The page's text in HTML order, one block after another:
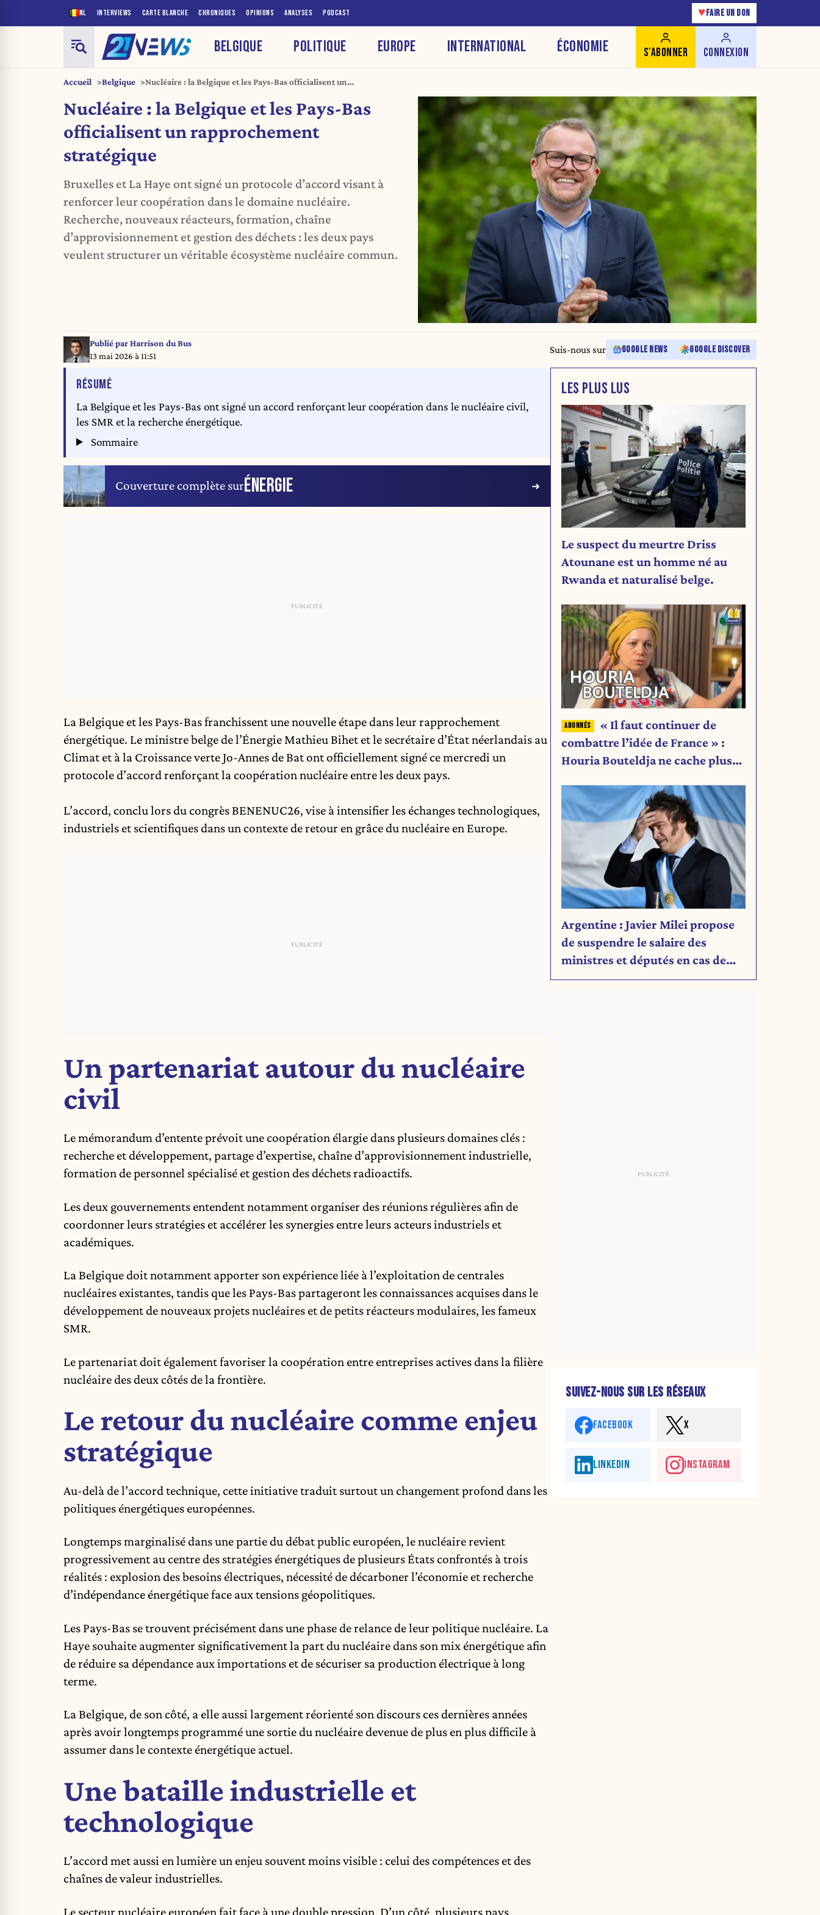
NL INTERVIEWS CARTE BLANCHE CHRONIQUES OPINIONS ANALYSES PODCAST ♥ FAIRE UN DON
BELGIQUE POLITIQUE EUROPE INTERNATIONAL ÉCONOMIE S'ABONNER CONNEXION
Accueil Belgique
Nucléaire : la Belgique et les Pays-Bas officialisent un
Nucléaire : la Belgique et les Pays-Bas
officialisent un rapprochement
stratégique
Bruxelles et La Haye ont signé un protocole d’accord visant à
renforcer leur coopération dans le domaine nucléaire.
Recherche, nouveaux réacteurs, formation, chaîne
d’approvisionnement et gestion des déchets : les deux pays
veulent structurer un véritable écosystème nucléaire commun.
Publié parHarrison du Bus
13 mai 2026 à 11:51
Suis-nous sur GOOGLE NEWS GOOGLE DISCOVER
RÉSUMÉDE L'ARTICLE
La Belgique et les Pays-Bas ont signé un accord renforçant leur coopération dans le nucléaire civil,
les SMR et la recherche énergétique.
Sommaire
Couverture complète surÉNERGIE
La Belgique et les Pays-Bas franchissent une nouvelle étape dans leur rapprochement
énergétique. Le ministre belge de l’ÉnergieMathieu Bihetet le secrétaire d’État néerlandais au
Climat et à la Croissance verte Jo-Annes de Bat ont officiellement signé ce mercredi un
protocole d’accord renforçant la coopération nucléaire entre les deux pays.
L’accord, conclu lors du congrès BENENUC26, vise à intensifier les échanges technologiques,
industriels et scientifiques dans un contexte de retour en grâce du nucléaire en Europe.
Un partenariat autour du nucléaire
civil
Le mémorandum d’entente prévoit une coopération élargie dans plusieurs domaines clés :
recherche et développement, partage d’expertise, chaîne d’approvisionnement industrielle,
formation de personnel spécialisé et gestion des déchets radioactifs.
Les deux gouvernements entendent notamment organiser des réunions régulières afin de
coordonner leurs stratégies et accélérer les synergies entre leurs acteurs industriels et
académiques.
La Belgique doit notamment apporter son expérience liée à l’exploitation de centrales
nucléaires existantes, tandis que les Pays-Bas partageront les connaissances acquises dans le
développement de nouveaux projets nucléaires et de petits réacteurs modulaires, les fameux
SMR.
Le partenariat doit également favoriser la coopération entre entreprises actives dans la filière
nucléaire des deux côtés de la frontière.
Le retour du nucléaire comme enjeu
stratégique
Au-delà de l’accord technique, cette initiative traduit surtout un changement profond dans les
politiques énergétiques européennes.
Longtemps marginalisé dans une partie du débat public européen, le nucléaire revient
progressivement aucentre des stratégies énergétiquesde plusieurs États confrontés à trois
réalités : explosion des besoins électriques, nécessité de décarboner l’économie et recherche
d’indépendance énergétique face aux tensions géopolitiques.
Les Pays-Bas se trouvent précisément dans une phase de relance de leur politique nucléaire. La
Haye souhaite augmenter significativement la part du nucléaire dans son mix énergétique afin
de réduire sa dépendance aux importations et de sécuriser sa production électrique à long
terme.
La Belgique, de son côté, a elle aussi largement réorienté son discours ces dernières années
après avoir longtemps programmé une sortie du nucléaire devenue de plus en plus difficile à
assumer dans le contexte énergétique actuel.
Une bataille industrielle et
technologique
L’accord met aussi en lumière un enjeu souvent moins visible : celui des compétences et des
chaînes de valeur industrielles.
Le secteur nucléaire européen fait face à une double pression. D’un côté, plusieurs pays
LES PLUS LUS
Le suspect du meurtre Driss
Atounane est un homme né au
Rwanda et naturalisé belge.
« Il faut continuer de
combattre l’idée de France » :
Houria Bouteldja ne cache plus
Argentine : Javier Milei propose
de suspendre le salaire des
ministres et députés en cas de
déficit budgétaire
SUIVEZ-NOUS SUR LES RÉSEAUX
FACEBOOK X
LINKEDIN INSTAGRAM